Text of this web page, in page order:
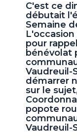
C'est ce
débutait
Semaine
pour
bénévolat
Vaudreuil-
démarrer
sur le
popote
Vaudreuil-